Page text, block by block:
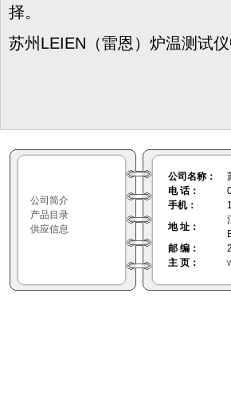
择。
苏州LEIEN（雷恩）炉温测试
公司简介
产品目录
供应信息
公司名称：
电 话：
手机：
地 址：
邮 编：
主 页：